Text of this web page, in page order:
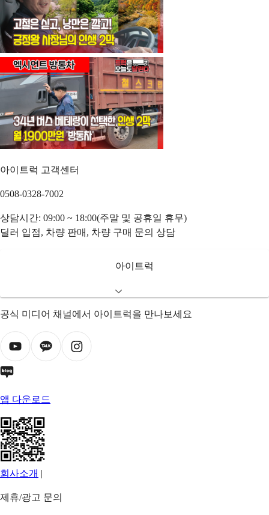
아이트럭 고객센터
0508-0328-7002
상담시간: 09:00 ~ 18:00(주말 및 공휴일 휴무)
딜러 입점, 차량 판매, 차량 구매 문의 상담
아이트럭
공식 미디어 채널에서 아이트럭을 만나보세요
앱 다운로드
회사소개 |
제휴/광고 문의